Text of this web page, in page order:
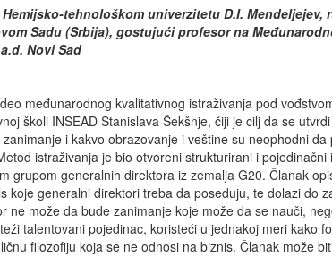
tehnološkom univerzitetu D.I. Mendeljejev,
Sadu (Srbija), gostujući profesor na
Novi Sad
međunarodnog kvalitativnog istraživanja pod
školi INSEAD Stanislava Šekšnje, čiji je cilj da se
i kakvo obrazovanje i veštine su neophodni da
istraživanja je bio otvoreni strukturirani i pojedinačni
grupom generalnih direktora iz zemalja G20. Članak
koje generalni direktori treba da poseduju, te dolazi do
ne može da bude zanimanje koje može da se nauči,
talentovani pojedinac, koristeći u jednakoj meri kako
filozofiju koja se ne odnosi na biznis. Članak može